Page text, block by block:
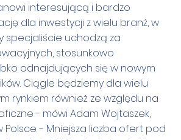
interesującą i bardzo
dla inwestycji z wielu branż, w
specjaliście uchodzą za
stosunkowo
odnajdujących się w nowym
Ciągle będziemy dla wielu
rynkiem również ze względu na
- mówi Adam Wojtaszek,
Polsce. - Mniejsza liczba ofert pod